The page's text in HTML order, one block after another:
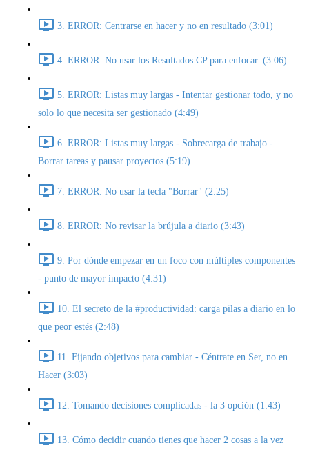
3. ERROR: Centrarse en hacer y no en resultado (3:01)
4. ERROR: No usar los Resultados CP para enfocar. (3:06)
5. ERROR: Listas muy largas - Intentar gestionar todo, y no
solo lo que necesita ser gestionado (4:49)
6. ERROR: Listas muy largas - Sobrecarga de trabajo -
Borrar tareas y pausar proyectos (5:19)
7. ERROR: No usar la tecla "Borrar" (2:25)
8. ERROR: No revisar la brújula a diario (3:43)
9. Por dónde empezar en un foco con múltiples componentes
- punto de mayor impacto (4:31)
10. El secreto de la #productividad: carga pilas a diario en lo
que peor estés (2:48)
11. Fijando objetivos para cambiar - Céntrate en Ser, no en
Hacer (3:03)
12. Tomando decisiones complicadas - la 3 opción (1:43)
13. Cómo decidir cuando tienes que hacer 2 cosas a la vez